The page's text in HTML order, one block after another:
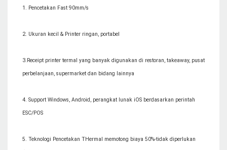
3.Receipt printer termal yang banyak digunakan di restoran, takeaway, pusat
4. Support Windows, Android, perangkat lunak iOS berdasarkan perintah
5. Teknologi Pencetakan THermal memotong biaya 50%-tidak diperlukan